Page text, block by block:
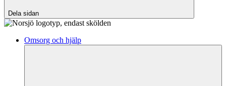
Dela sidan
Omsorg och hjälp